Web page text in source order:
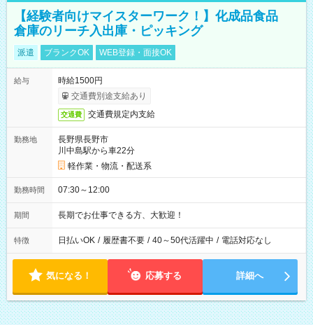
【経験者向けマイスターワーク！】化成品食品
倉庫のリーチ入出庫・ピッキング
派遣 ブランクOK WEB登録・面接OK
給与
時給1500円
交通費別途支給あり
交通費 交通費規定内支給
勤務地
長野県長野市
川中島駅から車22分
軽作業・物流・配送系
勤務時間 07:30～12:00
期間 長期でお仕事できる方、大歓迎！
特徴 日払いOK / 履歴書不要 / 40～50代活躍中 / 電話対応なし
気になる！ 応募する 詳細へ